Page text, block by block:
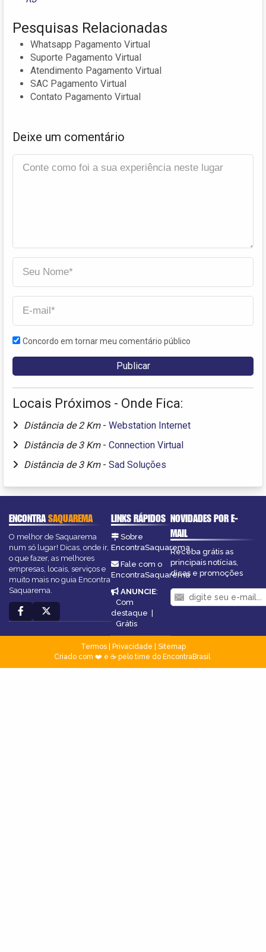
Pesquisas Relacionadas
Whatsapp Pagamento Virtual
Suporte Pagamento Virtual
Atendimento Pagamento Virtual
SAC Pagamento Virtual
Contato Pagamento Virtual
Deixe um comentário
Concordo em tornar meu comentário público
Locais Próximos - Onde Fica:
Distância de 2 Km - Webstation Internet
Distância de 3 Km - Connection Virtual
Distância de 3 Km - Sad Soluções
ENCONTRASAQUAREMA
O melhor de Saquarema
num só lugar! Dicas, onde ir,
o que fazer, as melhores
empresas, locais, serviços e
muito mais no guia Encontra
Saquarema.
LINKS RÁPIDOS
Sobre
EncontraSaquarema
Fale com o
EncontraSaquarema
ANUNCIE:
Com
destaque
Grátis
NOVIDADES POR E-
MAIL
Receba grátis as
principais notícias,
dicas e promoções
Termos| Privacidade
Sitemap
Criado com ❤️ e ☕ pelo time do EncontraBrasil